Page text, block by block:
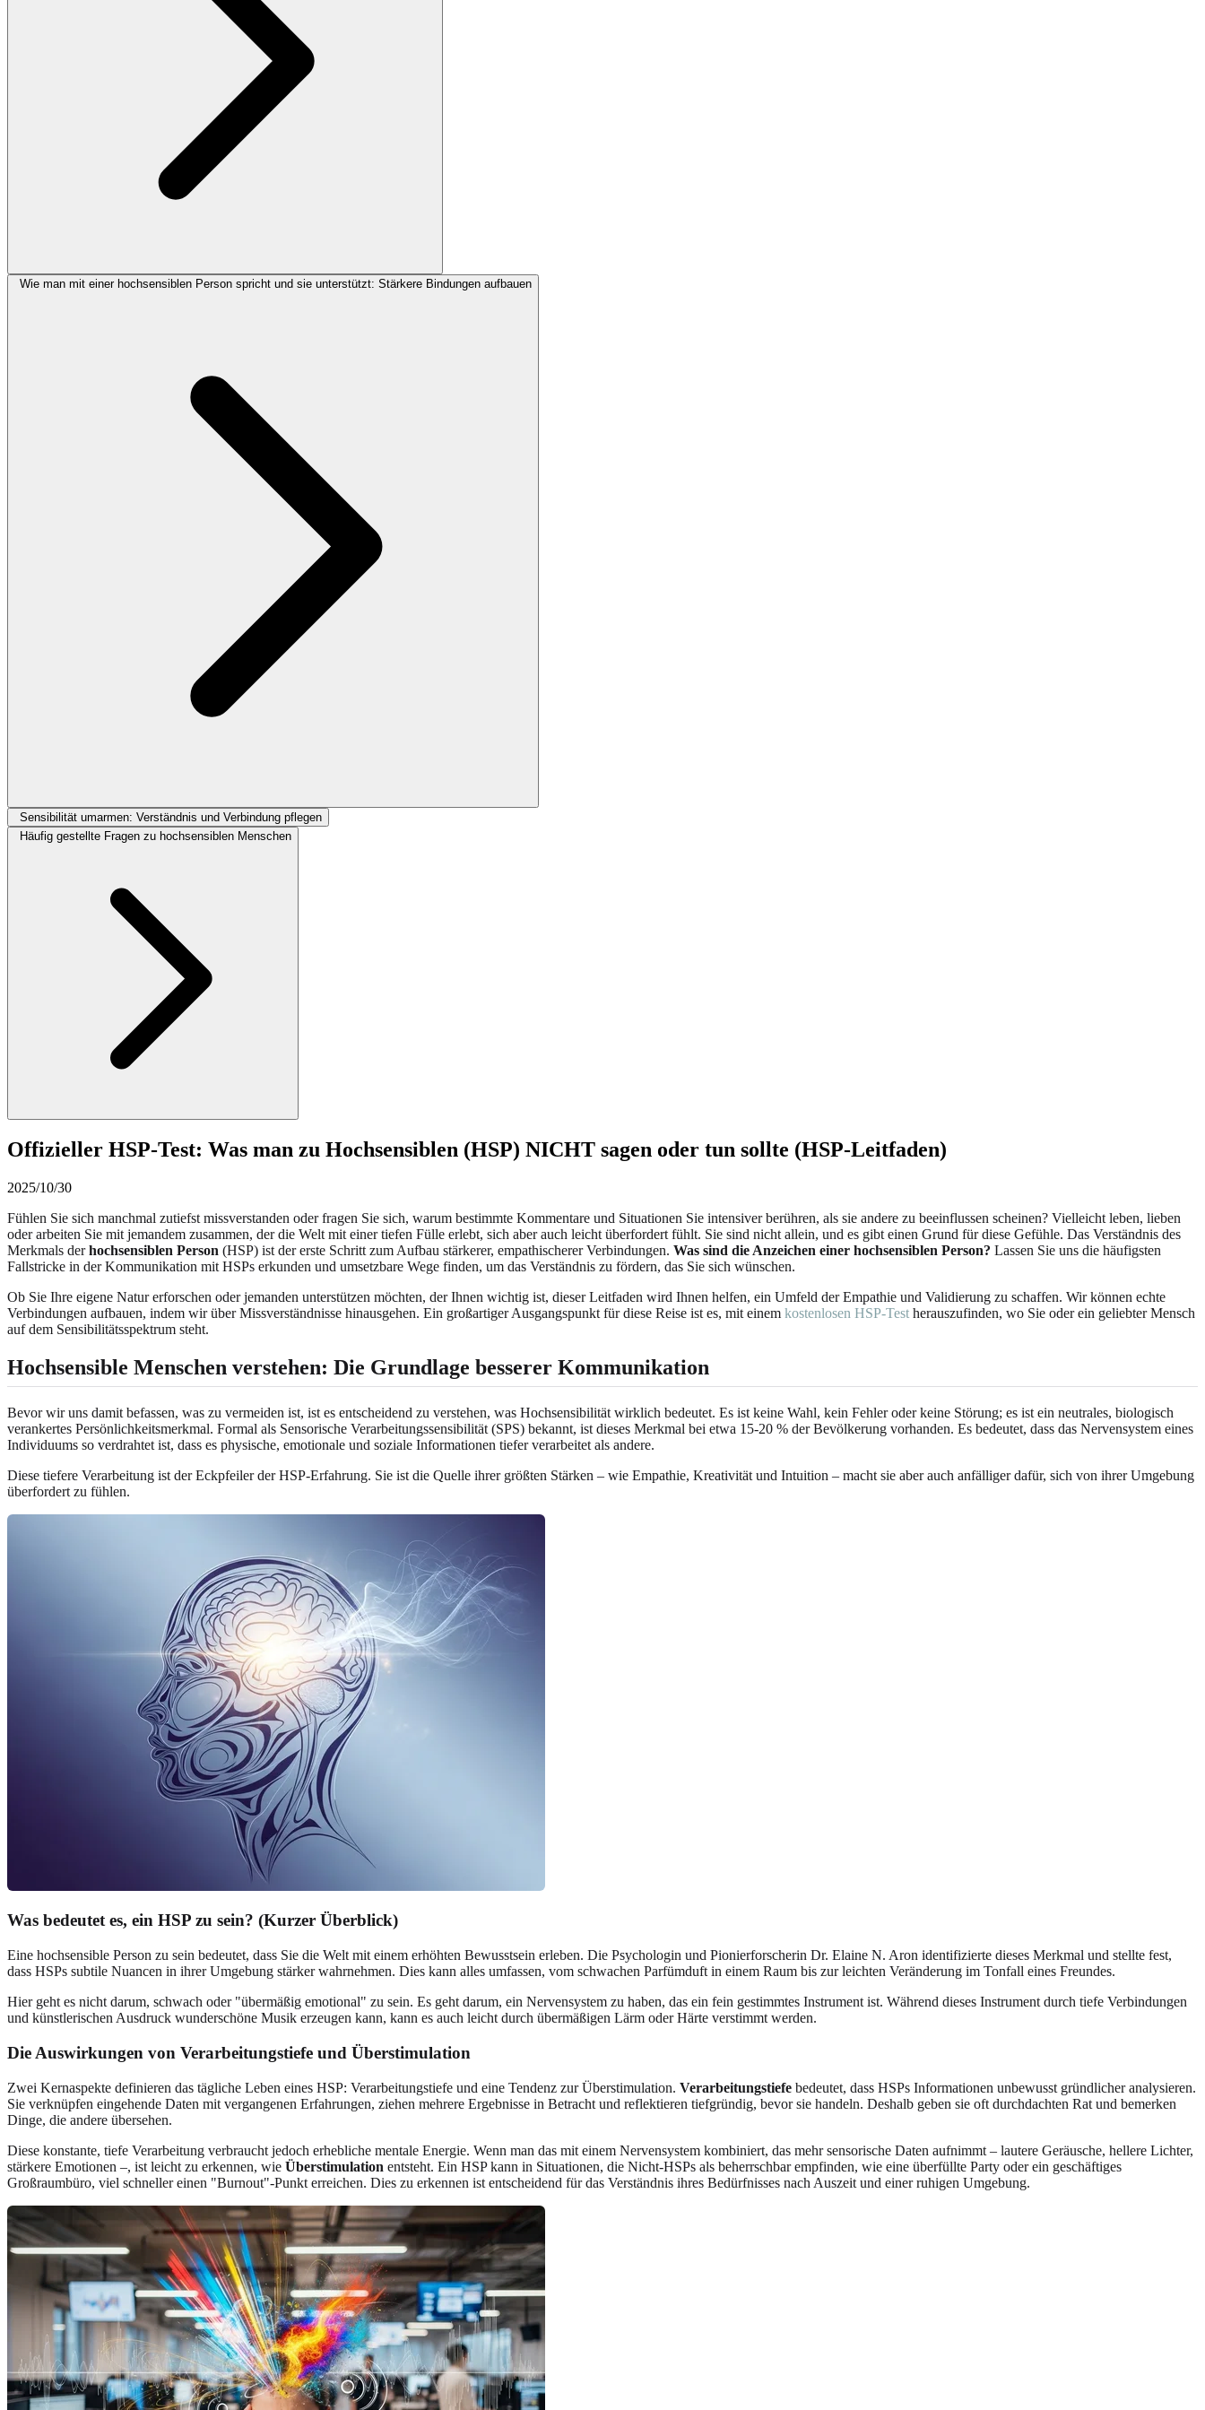
Wie man mit einer hochsensiblen Person spricht und sie unterstützt: Stärkere Bindungen aufbauen
Sensibilität umarmen: Verständnis und Verbindung pflegen
Häufig gestellte Fragen zu hochsensiblen Menschen
Offizieller HSP-Test: Was man zu Hochsensiblen (HSP) NICHT sagen oder tun sollte (HSP-Leitfaden)
2025/10/30
Fühlen Sie sich manchmal zutiefst missverstanden oder fragen Sie sich, warum bestimmte Kommentare und Situationen Sie intensiver berühren, als sie andere zu beeinflussen scheinen? Vielleicht leben, lieben
oder arbeiten Sie mit jemandem zusammen, der die Welt mit einer tiefen Fülle erlebt, sich aber auch leicht überfordert fühlt. Sie sind nicht allein, und es gibt einen Grund für diese Gefühle. Das Verständnis des
Merkmals derhochsensiblen Person (HSP) ist der erste Schritt zum Aufbau stärkerer, empathischerer Verbindungen. Was sind die Anzeichen einer hochsensiblen Person? Lassen Sie uns die häufigsten
Fallstricke in der Kommunikation mit HSPs erkunden und umsetzbare Wege finden, um das Verständnis zu fördern, das Sie sich wünschen.
Ob Sie Ihre eigene Natur erforschen oder jemanden unterstützen möchten, der Ihnen wichtig ist, dieser Leitfaden wird Ihnen helfen, ein Umfeld der Empathie und Validierung zu schaffen. Wir können echte
Verbindungen aufbauen, indem wir über Missverständnisse hinausgehen. Ein großartiger Ausgangspunkt für diese Reise ist es, mit einem kostenlosen HSP-Test herauszufinden, wo Sie oder ein geliebter Mensch
auf dem Sensibilitätsspektrum steht.
Hochsensible Menschen verstehen: Die Grundlage besserer Kommunikation
Bevor wir uns damit befassen, was zu vermeiden ist, ist es entscheidend zu verstehen, was Hochsensibilität wirklich bedeutet. Es ist keine Wahl, kein Fehler oder keine Störung; es ist ein neutrales, biologisch
verankertes Persönlichkeitsmerkmal. Formal als Sensorische Verarbeitungssensibilität (SPS) bekannt, ist dieses Merkmal bei etwa 15-20 % der Bevölkerung vorhanden. Es bedeutet, dass das Nervensystem eines
Individuums so verdrahtet ist, dass es physische, emotionale und soziale Informationen tiefer verarbeitet als andere.
Diese tiefere Verarbeitung ist der Eckpfeiler der HSP-Erfahrung. Sie ist die Quelle ihrer größten Stärken – wie Empathie, Kreativität und Intuition – macht sie aber auch anfälliger dafür, sich von ihrer Umgebung
überfordert zu fühlen.
Was bedeutet es, ein HSP zu sein? (Kurzer Überblick)
Eine hochsensible Person zu sein bedeutet, dass Sie die Welt mit einem erhöhten Bewusstsein erleben. Die Psychologin und Pionierforscherin Dr. Elaine N. Aron identifizierte dieses Merkmal und stellte fest,
dass HSPs subtile Nuancen in ihrer Umgebung stärker wahrnehmen. Dies kann alles umfassen, vom schwachen Parfümduft in einem Raum bis zur leichten Veränderung im Tonfall eines Freundes.
Hier geht es nicht darum, schwach oder "übermäßig emotional" zu sein. Es geht darum, ein Nervensystem zu haben, das ein fein gestimmtes Instrument ist. Während dieses Instrument durch tiefe Verbindungen
und künstlerischen Ausdruck wunderschöne Musik erzeugen kann, kann es auch leicht durch übermäßigen Lärm oder Härte verstimmt werden.
Die Auswirkungen von Verarbeitungstiefe und Überstimulation
Zwei Kernaspekte definieren das tägliche Leben eines HSP: Verarbeitungstiefe und eine Tendenz zur Überstimulation. Verarbeitungstiefe bedeutet, dass HSPs Informationen unbewusst gründlicher analysieren.
Sie verknüpfen eingehende Daten mit vergangenen Erfahrungen, ziehen mehrere Ergebnisse in Betracht und reflektieren tiefgründig, bevor sie handeln. Deshalb geben sie oft durchdachten Rat und bemerken
Dinge, die andere übersehen.
Diese konstante, tiefe Verarbeitung verbraucht jedoch erhebliche mentale Energie. Wenn man das mit einem Nervensystem kombiniert, das mehr sensorische Daten aufnimmt – lautere Geräusche, hellere Lichter,
stärkere Emotionen –, ist leicht zu erkennen, wie Überstimulation entsteht. Ein HSP kann in Situationen, die Nicht-HSPs als beherrschbar empfinden, wie eine überfüllte Party oder ein geschäftiges
Großraumbüro, viel schneller einen "Burnout"-Punkt erreichen. Dies zu erkennen ist entscheidend für das Verständnis ihres Bedürfnisses nach Auszeit und einer ruhigen Umgebung.